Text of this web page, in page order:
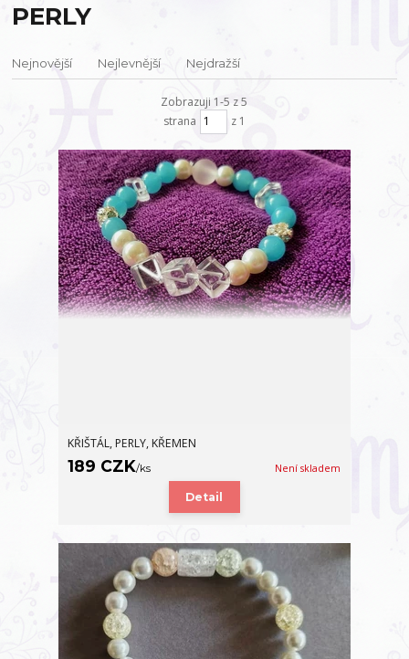
PERLY
Nejnovější Nejlevnější Nejdražší
Zobrazuji 1-5 z 5
strana
z 1
KŘIŠTÁL, PERLY, KŘEMEN
189 CZK/ks Není skladem
Detail